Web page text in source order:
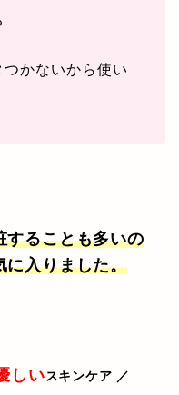
かないから使い
することも多いの
に入りました。
しいスキンケア ／